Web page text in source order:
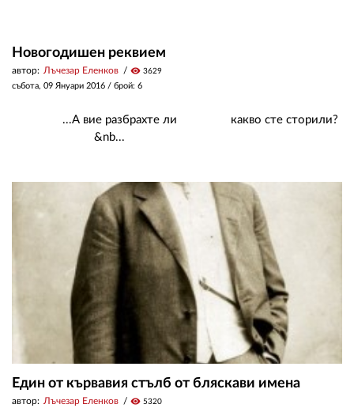
Новогодишен реквием
автор: Лъчезар Еленков visibility 3629
събота, 09 Януари 2016 / брой: 6
...А вие разбрахте ли какво сте сторили?
&nb...
Един от кървавия стълб от бляскави имена
автор: Лъчезар Еленков visibility 5320